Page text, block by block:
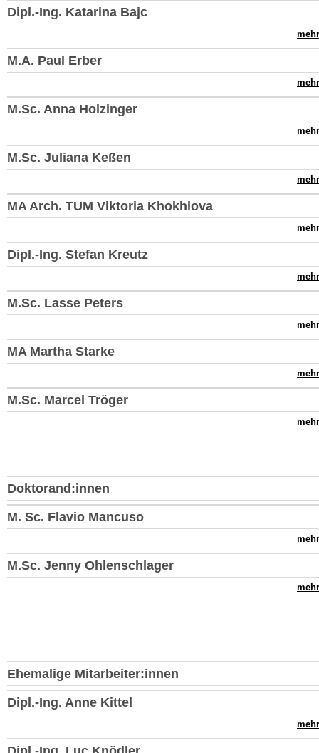
Dipl.-Ing. Katarina Bajc
M.A. Paul Erber
M.Sc. Anna Holzinger
M.Sc. Juliana Keßen
MA Arch. TUM Viktoria Khokhlova
Dipl.-Ing. Stefan Kreutz
M.Sc. Lasse Peters
MA Martha Starke
M.Sc. Marcel Tröger
Doktorand:innen
M. Sc. Flavio Mancuso
M.Sc. Jenny Ohlenschlager
Ehemalige Mitarbeiter:innen
Dipl.-Ing. Anne Kittel